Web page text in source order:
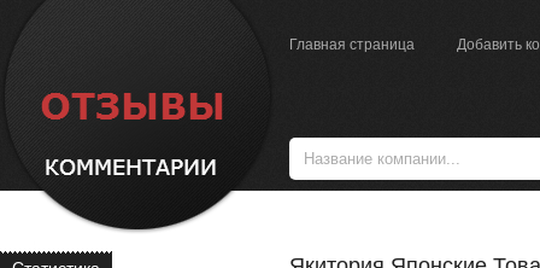
Главная страница Добавить